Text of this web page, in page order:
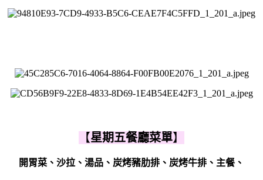
【星期五餐廳菜單】
開胃菜、沙拉、湯品、炭烤豬肋排、炭烤牛排、主餐、